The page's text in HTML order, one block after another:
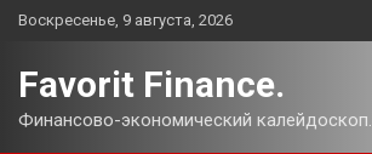
Перейти
Воскресенье, 9 августа, 2026
Favorit Finance.
Финансово-экономический калейдоскоп.